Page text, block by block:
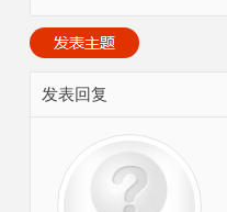
发表回复